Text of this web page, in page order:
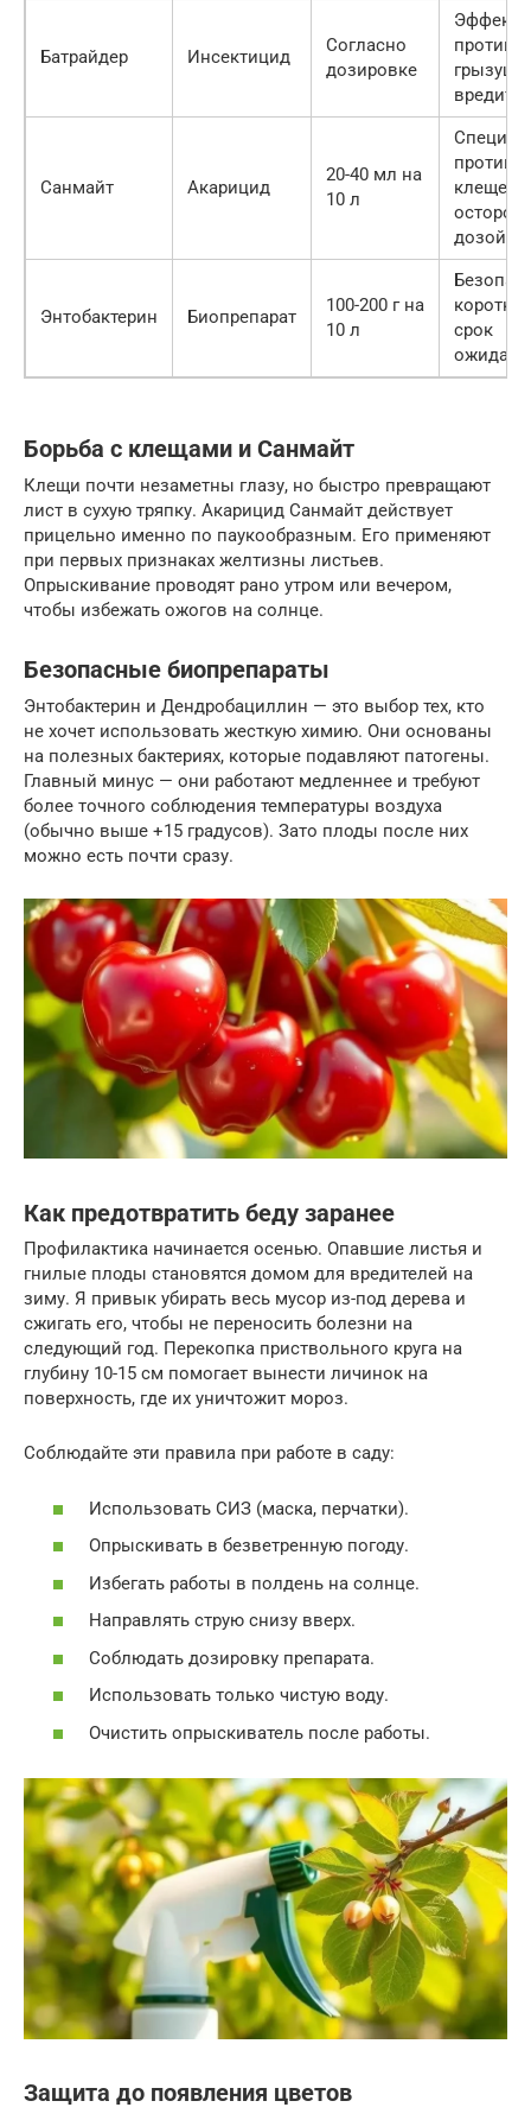
Батрайдер Инсектицид
Согласно
дозировке
против
Санмайт Акарицид
20-40 мл на
10 л
против
клещей,
дозой
Энтобактерин Биопрепарат
100-200 г на
10 л
срок
Борьба с клещами и Санмайт
Клещи почти незаметны глазу, но быстро превращают
лист в сухую тряпку. Акарицид Санмайт действует
прицельно именно по паукообразным. Его применяют
при первых признаках желтизны листьев.
Опрыскивание проводят рано утром или вечером,
чтобы избежать ожогов на солнце.
Безопасные биопрепараты
Энтобактерин и Дендробациллин — это выбор тех, кто
не хочет использовать жесткую химию. Они основаны
на полезных бактериях, которые подавляют патогены.
Главный минус — они работают медленнее и требуют
более точного соблюдения температуры воздуха
(обычно выше +15 градусов). Зато плоды после них
можно есть почти сразу.
Как предотвратить беду заранее
Профилактика начинается осенью. Опавшие листья и
гнилые плоды становятся домом для вредителей на
зиму. Я привык убирать весь мусор из-под дерева и
сжигать его, чтобы не переносить болезни на
следующий год. Перекопка приствольного круга на
глубину 10-15 см помогает вынести личинок на
поверхность, где их уничтожит мороз.
Соблюдайте эти правила при работе в саду:
Использовать СИЗ (маска, перчатки).
Опрыскивать в безветренную погоду.
Избегать работы в полдень на солнце.
Направлять струю снизу вверх.
Соблюдать дозировку препарата.
Использовать только чистую воду.
Очистить опрыскиватель после работы.
Защита до появления цветов